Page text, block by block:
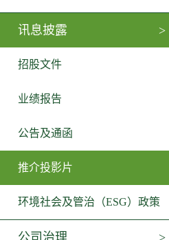
讯息披露
招股文件
业绩报告
公告及通函
推介投影片
环境社会及管治（ESG）政策
公司治理